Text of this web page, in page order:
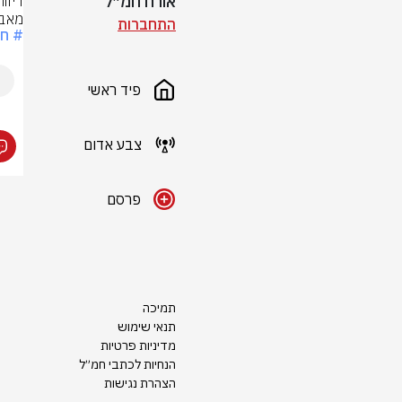
התחברות
פיד ראשי
צבע אדום
פרסם
תמיכה
תנאי שימוש
מדיניות פרטיות
הנחיות לכתבי חמ״ל
הצהרת נגישות
#